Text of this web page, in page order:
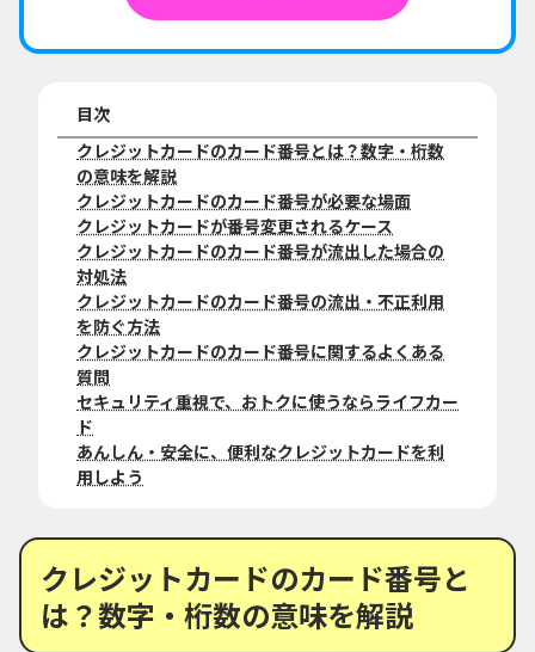
目次
クレジットカードのカード番号とは？数字・桁数
の意味を解説
クレジットカードのカード番号が必要な場面
クレジットカードが番号変更されるケース
クレジットカードのカード番号が流出した場合の
対処法
クレジットカードのカード番号の流出・不正利用
を防ぐ方法
クレジットカードのカード番号に関するよくある
質問
セキュリティ重視で、おトクに使うならライフカー
ド
あんしん・安全に、便利なクレジットカードを利
用しよう
クレジットカードのカード番号と
は？数字・桁数の意味を解説